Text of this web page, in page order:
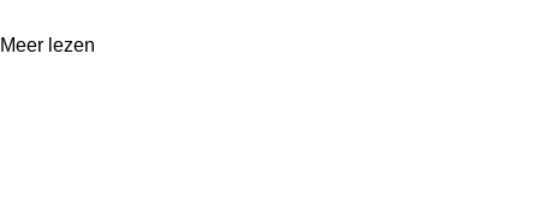
Meer lezen